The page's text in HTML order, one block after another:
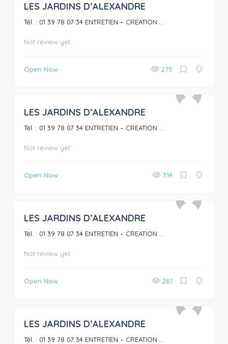
LES JARDINS D’ALEXANDRE
Tél. : 01 39 78 07 34 ENTRETIEN – CREATION ...
Not review yet
Open Now 275
LES JARDINS D’ALEXANDRE
Tél. : 01 39 78 07 34 ENTRETIEN – CREATION ...
Not review yet
Open Now 314
LES JARDINS D’ALEXANDRE
Tél. : 01 39 78 07 34 ENTRETIEN – CREATION ...
Not review yet
Open Now 281
LES JARDINS D’ALEXANDRE
Tél. : 01 39 78 07 34 ENTRETIEN – CREATION ...